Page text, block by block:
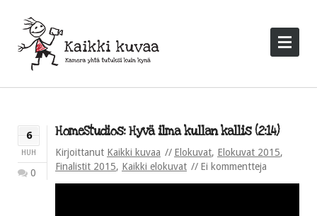
6
HUH
0
HomeStudios: Hyvä ilma kullan kallis (2:14)
Kirjoittanut Kaikki kuvaa Elokuvat, Elokuvat 2015,
Finalistit 2015, Kaikki elokuvat Ei kommentteja